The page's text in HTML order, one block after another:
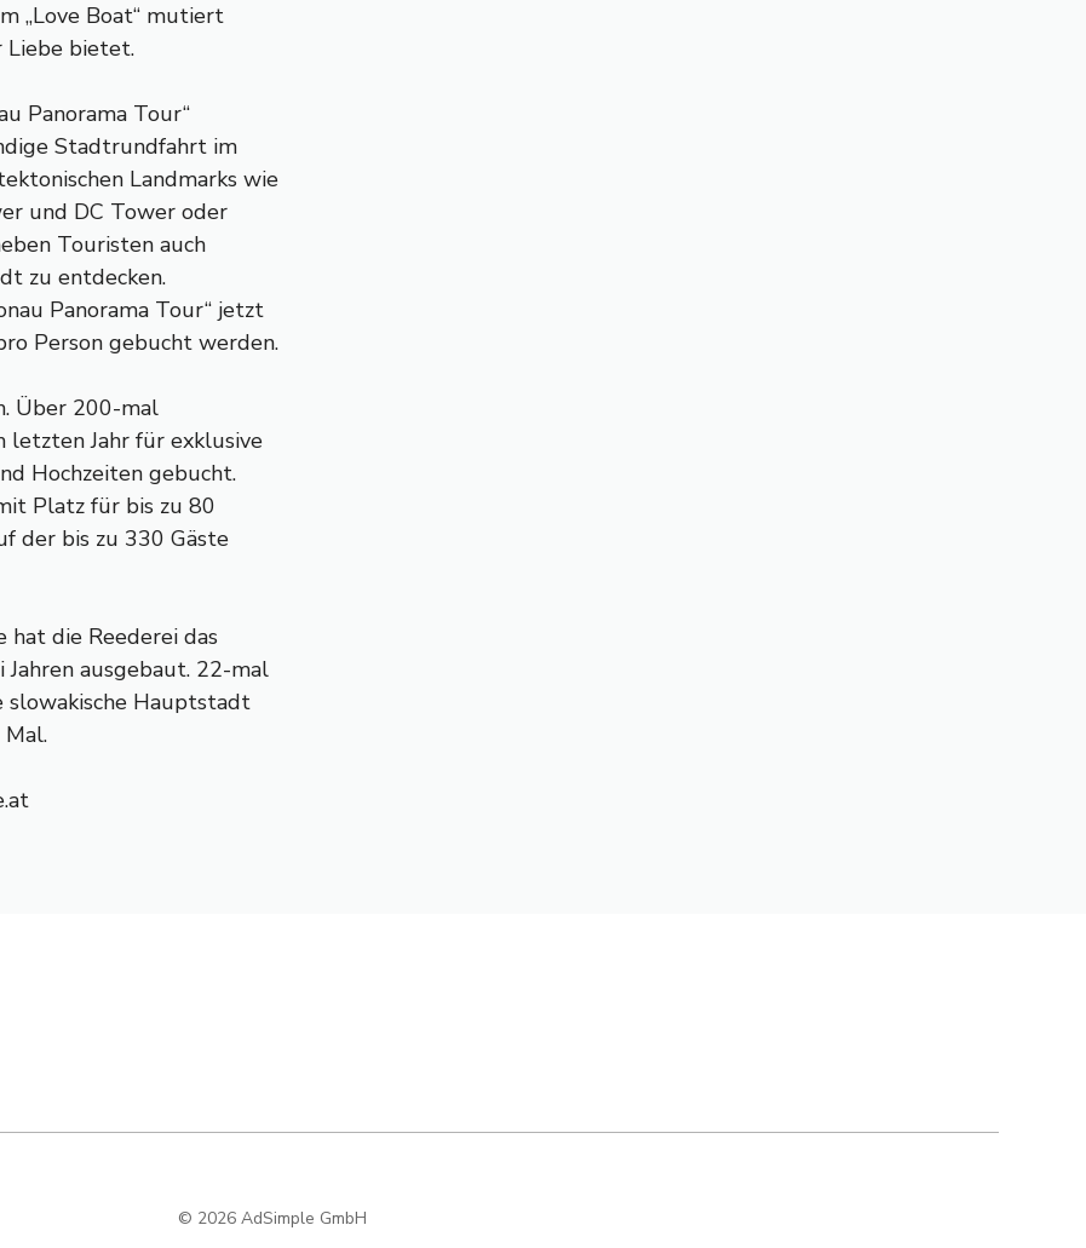
„Love Boat“ mutiert
Liebe bietet.
Panorama Tour“
Stadtrundfahrt im
Landmarks wie
und DC Tower oder
Touristen auch
zu entdecken.
Panorama Tour“ jetzt
Person gebucht werden.
Über 200-mal
letzten Jahr für exklusive
Hochzeiten gebucht.
Platz für bis zu 80
der bis zu 330 Gäste
die Reederei das
ausgebaut. 22-mal
slowakische Hauptstadt
© 2026 AdSimple GmbH